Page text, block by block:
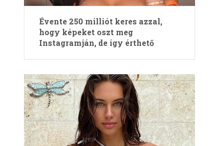
Évente 250 milliót keres azzal,
hogy képeket oszt meg
Instagramján, de így érthető